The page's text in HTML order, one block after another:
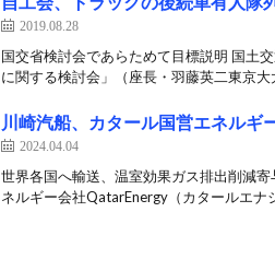
2019.08.28
国交省検討会であらためて目標説明 国土
に関する検討会」（座長・羽藤英二東京
川崎汽船、カタール国営エネルギ
2024.04.04
世界各国へ輸送、温室効果ガス排出削減
ネルギー会社QatarEnergy（カタールエナ